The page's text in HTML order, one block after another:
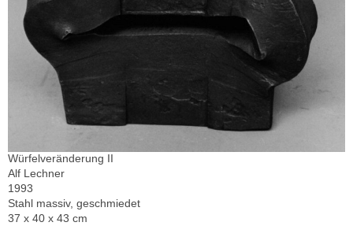
Würfelveränderung II
Alf Lechner
1993
Stahl massiv, geschmiedet
37 x 40 x 43 cm